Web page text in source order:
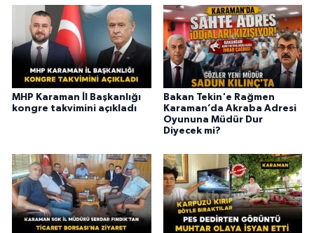
MHP Karaman İl Başkanlığı
kongre takvimini açıkladı
Bakan Tekin'e Rağmen
Karaman’da Akraba Adresi
Oyununa Müdür Dur
Diyecek mi?